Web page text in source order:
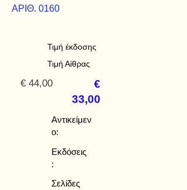
ΑΡΙΘ. 0160
Τιμή έκδοσης
Τιμή Αίθρας
€ 44,00
€
33,00
Αντικείμεν
ο:
Εκδόσεις
:
Σελίδες